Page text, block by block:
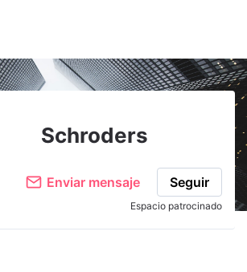
Schroders
Enviar mensaje Seguir
Espacio patrocinado